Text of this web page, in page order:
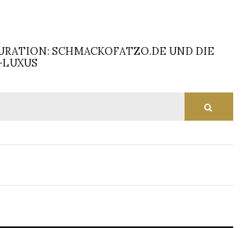
SCHMACKOFATZO.DE UND DIE